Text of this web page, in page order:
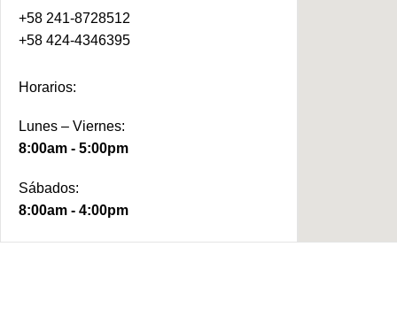
+58 241-8728512
+58 424-4346395
Horarios:
Lunes – Viernes:
8:00am - 5:00pm
Sábados:
8:00am - 4:00pm